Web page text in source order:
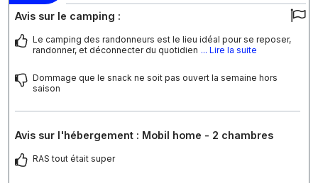
Avis sur le camping :
Le camping des randonneurs est le lieu idéal pour se reposer,
randonner, et déconnecter du quotidien ... Lire la suite
Dommage que le snack ne soit pas ouvert la semaine hors
saison
Avis sur l'hébergement : Mobil home - 2 chambres
RAS tout était super